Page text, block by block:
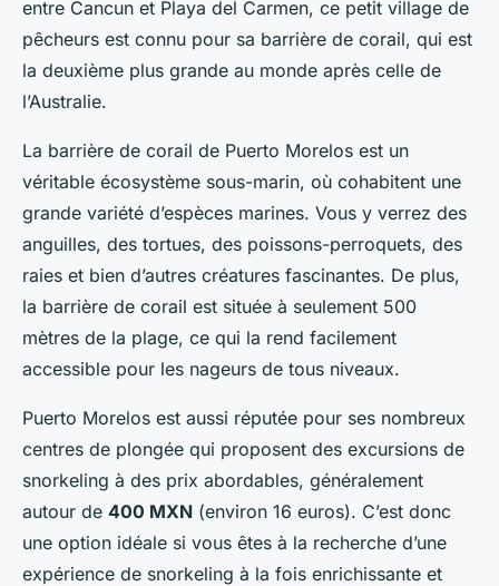
entre Cancun et Playa del Carmen, ce petit village de
pêcheurs est connu pour sa barrière de corail, qui est
la deuxième plus grande au monde après celle de
l’Australie.
La barrière de corail de Puerto Morelos est un
véritable écosystème sous-marin, où cohabitent une
grande variété d’espèces marines. Vous y verrez des
anguilles, des tortues, des poissons-perroquets, des
raies et bien d’autres créatures fascinantes. De plus,
la barrière de corail est située à seulement 500
mètres de la plage, ce qui la rend facilement
accessible pour les nageurs de tous niveaux.
Puerto Morelos est aussi réputée pour ses nombreux
centres de plongée qui proposent des excursions de
snorkeling à des prix abordables, généralement
autour de 400 MXN (environ 16 euros). C’est donc
une option idéale si vous êtes à la recherche d’une
expérience de snorkeling à la fois enrichissante et